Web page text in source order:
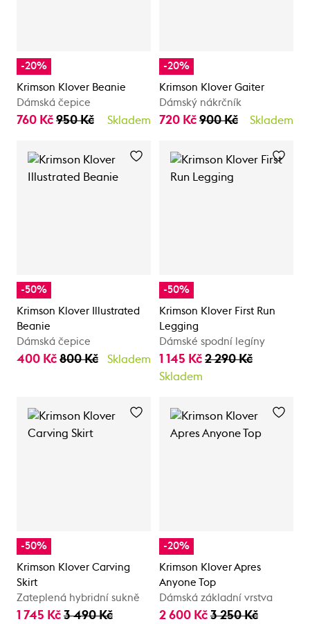
-20%
Krimson Klover Beanie
Dámská čepice
760 Kč 950 Kč Skladem
-20%
Krimson Klover Gaiter
Dámský nákrčník
720 Kč 900 Kč Skladem
-50%
Krimson Klover Illustrated
Beanie
Dámská čepice
400 Kč 800 Kč Skladem
-50%
Krimson Klover First Run
Legging
Dámské spodní legíny
1 145 Kč 2 290 Kč
Skladem
-50%
Krimson Klover Carving
Skirt
Zateplená hybridní sukně
1 745 Kč 3 490 Kč
-20%
Krimson Klover Apres
Anyone Top
Dámská základní vrstva
2 600 Kč 3 250 Kč